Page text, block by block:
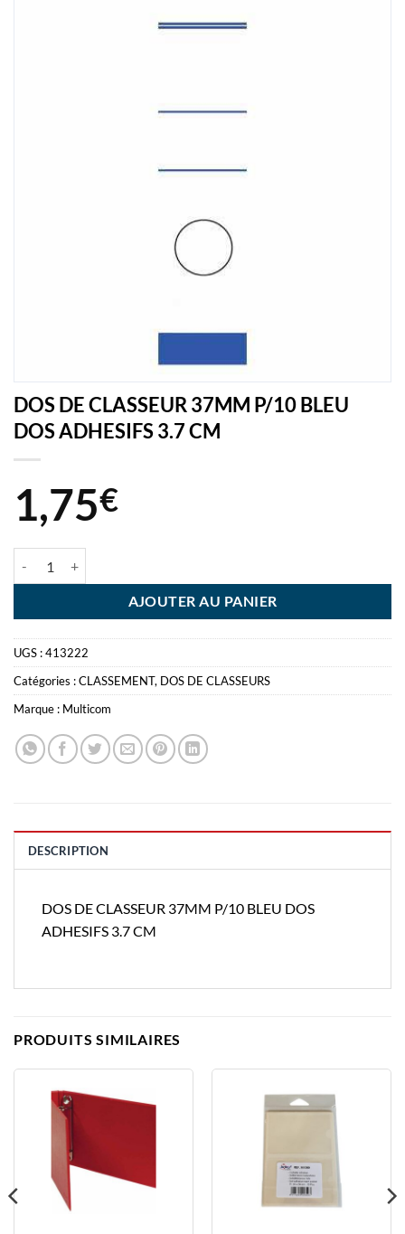
DOS DE CLASSEUR 37MM P/10 BLEU
DOS ADHESIFS 3.7 CM
1,75€
AJOUTER AU PANIER
UGS :413222
Catégories :CLASSEMENT, DOS DE CLASSEURS
Marque : Multicom
DESCRIPTION
DOS DE CLASSEUR 37MM P/10 BLEU DOS
ADHESIFS 3.7 CM
PRODUITS SIMILAIRES